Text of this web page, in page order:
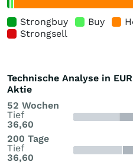
Strongbuy Buy
Strongsell
Technische Analyse in
Aktie
52 Wochen
Tief
36,60
200 Tage
Tief
36,60